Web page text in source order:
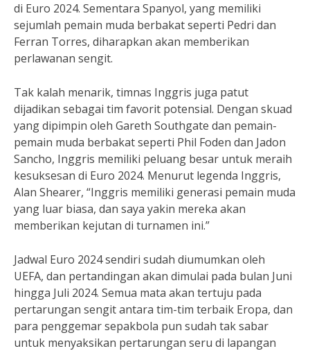
di Euro 2024. Sementara Spanyol, yang memiliki
sejumlah pemain muda berbakat seperti Pedri dan
Ferran Torres, diharapkan akan memberikan
perlawanan sengit.
Tak kalah menarik, timnas Inggris juga patut
dijadikan sebagai tim favorit potensial. Dengan skuad
yang dipimpin oleh Gareth Southgate dan pemain-
pemain muda berbakat seperti Phil Foden dan Jadon
Sancho, Inggris memiliki peluang besar untuk meraih
kesuksesan di Euro 2024. Menurut legenda Inggris,
Alan Shearer, “Inggris memiliki generasi pemain muda
yang luar biasa, dan saya yakin mereka akan
memberikan kejutan di turnamen ini.”
Jadwal Euro 2024 sendiri sudah diumumkan oleh
UEFA, dan pertandingan akan dimulai pada bulan Juni
hingga Juli 2024. Semua mata akan tertuju pada
pertarungan sengit antara tim-tim terbaik Eropa, dan
para penggemar sepakbola pun sudah tak sabar
untuk menyaksikan pertarungan seru di lapangan